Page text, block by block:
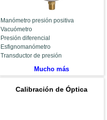
Manómetro presión positiva
Vacuómetro
Presión diferencial
Esfignomanómetro
Transductor de presión
Mucho más
Calibración de Óptica